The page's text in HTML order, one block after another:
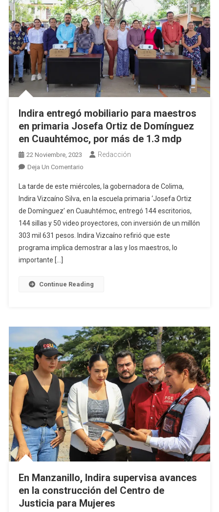
Una
Vida
Saludable’
Indira entregó mobiliario para maestros
en primaria Josefa Ortiz de Domínguez
en Cuauhtémoc, por más de 1.3 mdp
22 Noviembre, 2023 Redacción
Deja Un ComentarioEn
Entregó
Mobiliario
Para
Maestros
En
Primaria
Más
De
1.3
Mdp
La tarde de este miércoles, la gobernadora de Colima,
Indira Vizcaíno Silva, en la escuela primaria ‘Josefa Ortiz
de Domínguez’ en Cuauhtémoc, entregó 144 escritorios,
144 sillas y 50 video proyectores, con inversión de un millón
303 mil 631 pesos. Indira Vizcaíno refirió que este
programa implica demostrar a las y los maestros, lo
importante […]
Continue Reading
En Manzanillo, Indira supervisa avances
en la construcción del Centro de
Justicia para Mujeres